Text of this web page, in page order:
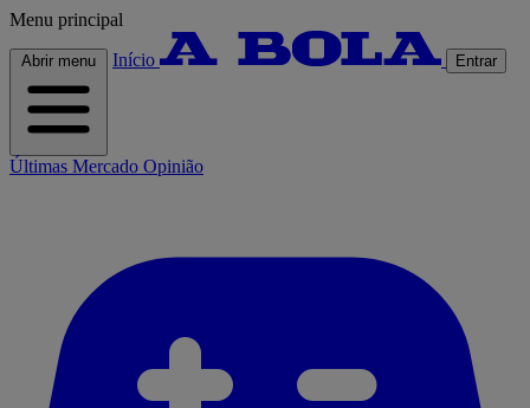
Menu principal
Abrir menu Início Entrar
Últimas Mercado Opinião